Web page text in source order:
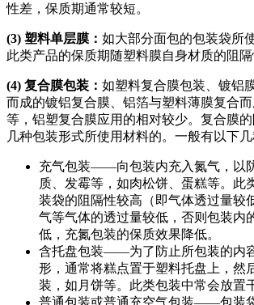
性差，保质期通常较短。
(3) 塑料单层膜： 如大部分面包的包装袋所
此类产品的保质期随塑料膜自身材质的阻隔
(4) 复合膜包装： 如塑料复合膜包装、镀铝
而成的镀铝复合膜、铝箔与塑料薄膜复合
等，铝塑复合膜应用的相对较少。复合膜
几种包装形式所使用材料的。一般有以下几
充气包装——向包装内充入氮气，以
质、发霉等，如肉松饼、蛋糕等。此
装袋的阻隔性较高（即气体透过量较
气等气体的透过量较低，否则包装内
低，充氮包装的保质效果降低。
含托盘包装——为了防止所包装的内
形，通常将糕点置于塑料托盘上，然
装，如月饼等。此类包装中常会放置
普通包装或普通充空气包装——包装